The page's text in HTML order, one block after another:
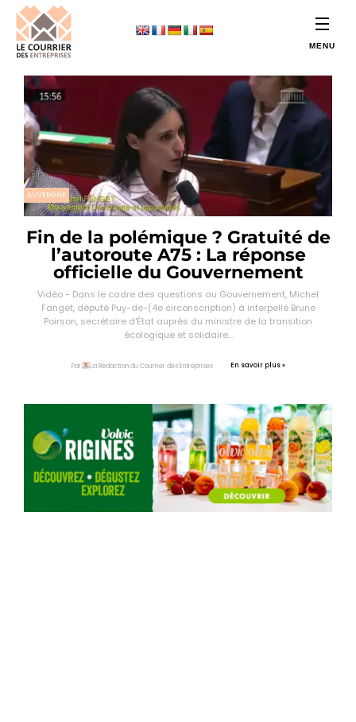
AUVERGNE
Fin de la polémique ? Gratuité de
l’autoroute A75 : La réponse
officielle du Gouvernement
Vidéo - Dans le cadre des questions au Gouvernement, Michel
Fanget, député Puy-de-(4e circonscription) à interpellé Brune
Poirson, secrétaire d'État auprès du ministre de la transition
écologique et solidaire...
Par La Rédaction du Courrier des Entreprises En savoir plus »